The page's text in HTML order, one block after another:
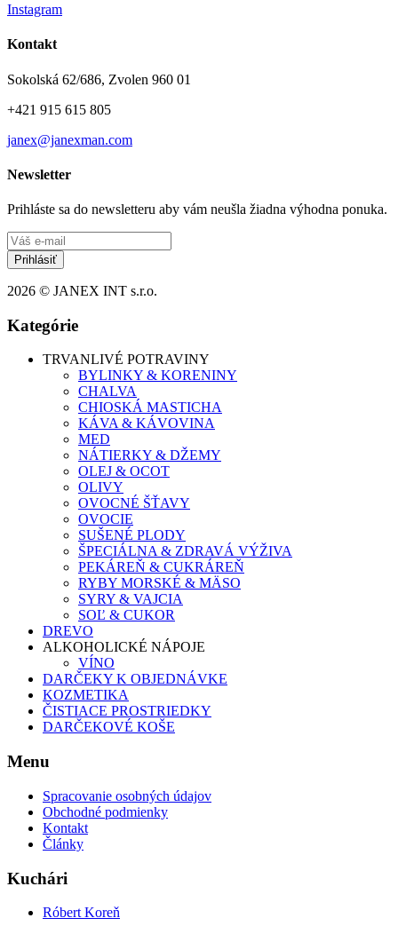
Instagram
Kontakt
Sokolská 62/686, Zvolen 960 01
+421 915 615 805
janex@janexman.com
Newsletter
Prihláste sa do newsletteru aby vám neušla žiadna výhodna ponuka.
Prihlásiť
2026 © JANEX INT s.r.o.
Kategórie
TRVANLIVÉ POTRAVINY
BYLINKY & KORENINY
CHALVA
CHIOSKÁ MASTICHA
KÁVA & KÁVOVINA
MED
NÁTIERKY & DŽEMY
OLEJ & OCOT
OLIVY
OVOCNÉ ŠŤAVY
OVOCIE
SUŠENÉ PLODY
ŠPECIÁLNA & ZDRAVÁ VÝŽIVA
PEKÁREŇ & CUKRÁREŇ
RYBY MORSKÉ & MÄSO
SYRY & VAJCIA
SOĽ & CUKOR
DREVO
ALKOHOLICKÉ NÁPOJE
VÍNO
DARČEKY K OBJEDNÁVKE
KOZMETIKA
ČISTIACE PROSTRIEDKY
DARČEKOVÉ KOŠE
Menu
Spracovanie osobných údajov
Obchodné podmienky
Kontakt
Články
Kuchári
Róbert Koreň